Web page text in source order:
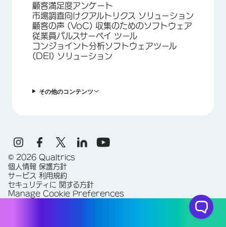
顧客満足度アンケート
市場調査向けクアルトリクス ソリューション
顧客の声 (VoC) 収集のためのソフトウェア
従業員パルスサーベイ ツール
コンジョイント分析ソフトウェアツール
(DEI) ソリューション
その他のコンテンツ
© 2026 Qualtrics
個人情報 保護方針
サービス 利用規約
セキュリティに 関する方針
Manage Cookie Preferences